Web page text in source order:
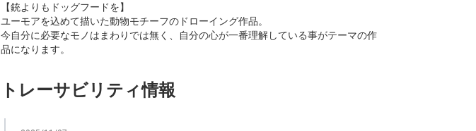
【銃よりもドッグフードを】
ユーモアを込めて描いた動物モチーフのドローイング作品。
今自分に必要なモノはまわりでは無く、自分の心が一番理解している事がテーマの作
品になります。
トレーサビリティ情報